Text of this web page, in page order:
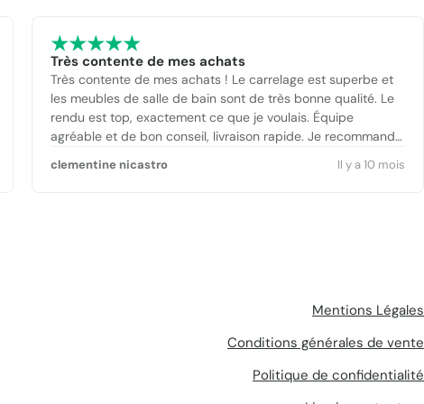
Très contente de mes achats
Très contente de mes achats ! Le carrelage est superbe et
les meubles de salle de bain sont de très bonne qualité. Le
rendu est top, exactement ce que je voulais. Équipe
agréable et de bon conseil, livraison rapide. Je recommande
clementine nicastro Il y a 10 mois
Mentions Légales
Conditions générales de vente
Politique de confidentialité